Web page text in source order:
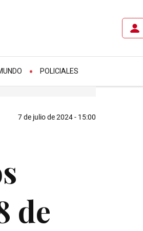
POLICIALES
7 de julio de 2024 - 15:00
de